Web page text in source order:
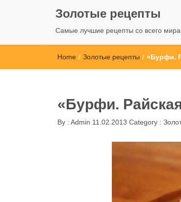
Золотые рецепты
Самые лучшие рецепты со всего
Home / Золотые рецепты / «Бурфи.
«Бурфи.
By : Admin 11.02.2013 Category :